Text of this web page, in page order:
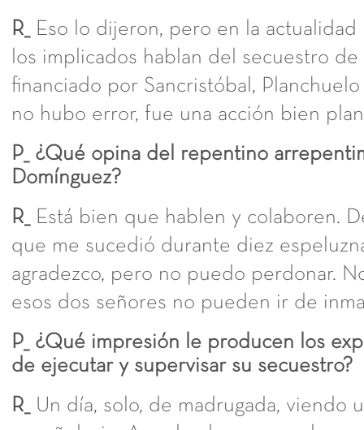
R_
Eso lo dijeron, pero en la actualidad
los implicados hablan del secuestro
financiado por Sancristóbal,
no hubo error, fue una acción bien
P_ ¿Qué opina del repentino
Domínguez?
R_
Está bien que hablen y colaboren.
que me sucedió durante diez
agradezco, pero no puedo perdonar.
esos dos señores no pueden ir de
P_ ¿Qué impresión le producen los
de ejecutar y supervisar su secuestro?
R_
Un día, solo, de madrugada, viendo